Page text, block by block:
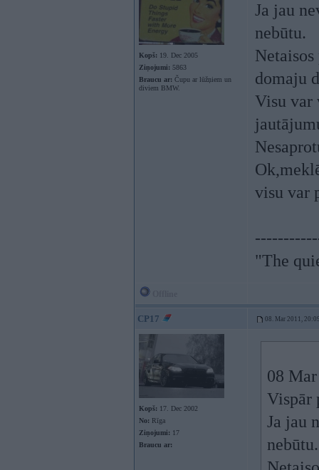
Kopš: 19. Dec 2005
Ziņojumi: 5863
Braucu ar: Čupu ar lūžņiem un
diviem BMW.
Ja jau
nebūtu.
domaju
Visu var
visu var
"The
CP17 08. Mar 2011,
Kopš: 17. Dec 2002
No: Rīga
Ziņojumi: 17
Braucu ar:
08
Vispār
Ja jau
nebūtu.